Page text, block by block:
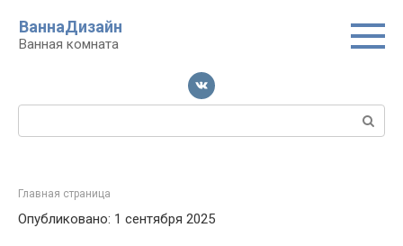
контенту
ВаннаДизайн
Ванная комната
Поиск:
Главная страница
Опубликовано: 1 сентября 2025